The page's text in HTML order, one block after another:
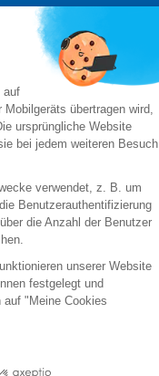
Security
Security
auf
übertragen wird,
ursprüngliche Website
bei jedem weiteren Besuch
verwendet, z. B. um
Benutzerauthentifizierung
die Anzahl der Benutzer
unserer Website
festgelegt und
"Meine Cookies